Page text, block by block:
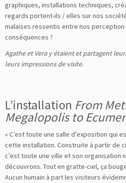
graphiques, installations techniques,
regards portent-ils / elles sur nos
malaises ressentis entre nos
conséquences ?
Agathe et Vera y étaient et partagent
leurs impressions de visite.
L’installation From
Megalopolis to
« C’est toute une salle d’exposition qui
cette installation. Construite à partir de
c’est toute une ville et son organisation
découvrons. Tout en gratte-ciel, ça
Aucun humain à part les visiteurs